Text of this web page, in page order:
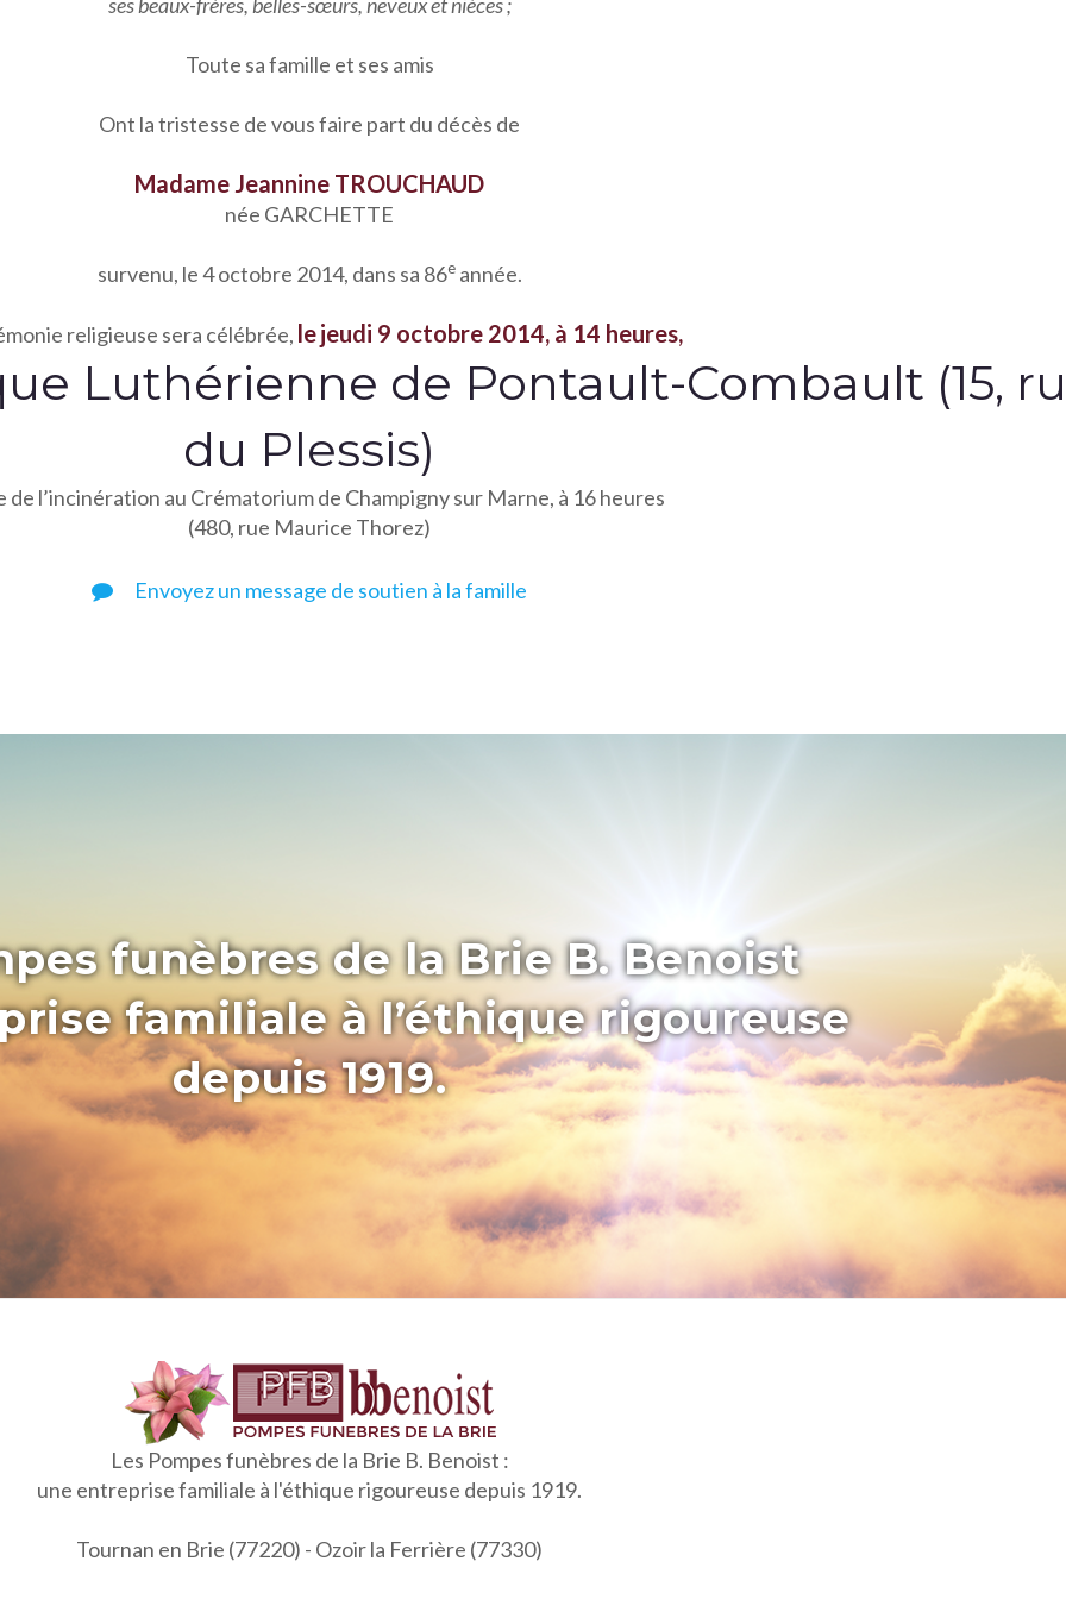
Toute sa famille et ses amis
Ont la tristesse de vous faire part du décès de
Madame Jeannine TROUCHAUD
née GARCHETTE
survenu, le 4 octobre 2014, dans sa 86e année.
religieuse sera célébrée, lejeudi 9 octobre 2014, à 14 heures,
Luthérienne de Pontault-Combault (15,
du Plessis)
de l’incinération au Crématorium de Champigny sur Marne, à 16 heures
(480, rue Maurice Thorez)
Envoyez un message de soutien à la famille
funèbres de la Brie B. Benoist
familiale à l’éthique rigoureuse
depuis 1919.
Les Pompes funèbres de la Brie B. Benoist :
une entreprise familiale à l'éthique rigoureuse depuis 1919.
Tournan en Brie (77220) - Ozoir la Ferrière (77330)